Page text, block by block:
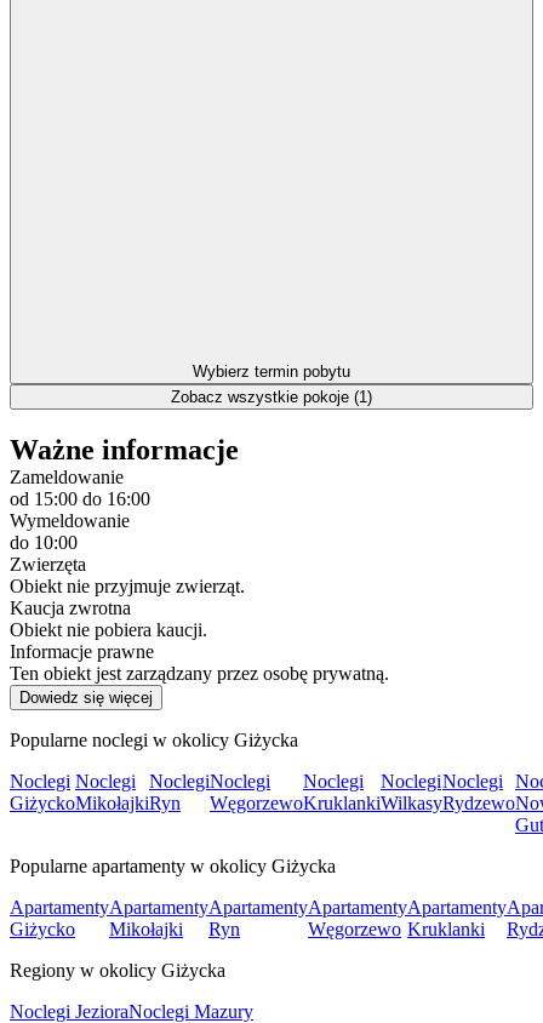
Wybierz termin pobytu
Zobacz wszystkie pokoje (1)
Ważne informacje
Zameldowanie
od 15:00 do 16:00
Wymeldowanie
do 10:00
Zwierzęta
Obiekt nie przyjmuje zwierząt.
Kaucja zwrotna
Obiekt nie pobiera kaucji.
Informacje prawne
Ten obiekt jest zarządzany przez osobę prywatną.
Dowiedz się więcej
Popularne noclegi w okolicy Giżycka
Noclegi
Giżycko
Noclegi
Mikołajki
Noclegi
Ryn
Noclegi
Węgorzewo
Noclegi
Kruklanki
Noclegi
Wilkasy
Noclegi
Rydzewo
Popularne apartamenty w okolicy Giżycka
Apartamenty
Giżycko
Apartamenty
Mikołajki
Apartamenty
Ryn
Apartamenty
Węgorzewo
Apartamenty
Kruklanki
Regiony w okolicy Giżycka
Noclegi JezioraNoclegi Mazury